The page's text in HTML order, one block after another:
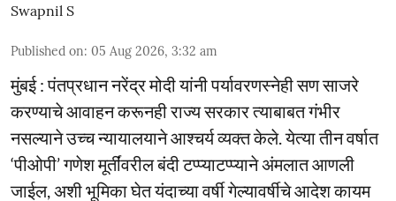
Swapnil S
Published on: 05 Aug 2026, 3:32 am
मुंबई : पंतप्रधान नरेंद्र मोदी यांनी पर्यावरणस्नेही सण साजरे
करण्याचे आवाहन करूनही राज्य सरकार त्याबाबत गंभीर
नसल्याने उच्च न्यायालयाने आश्चर्य व्यक्त केले. येत्या तीन वर्षात
‘पीओपी’ गणेश मूर्तींवरील बंदी टप्प्याटप्प्याने अंमलात आणली
जाईल, अशी भूमिका घेत यंदाच्या वर्षी गेल्यावर्षीचे आदेश कायम